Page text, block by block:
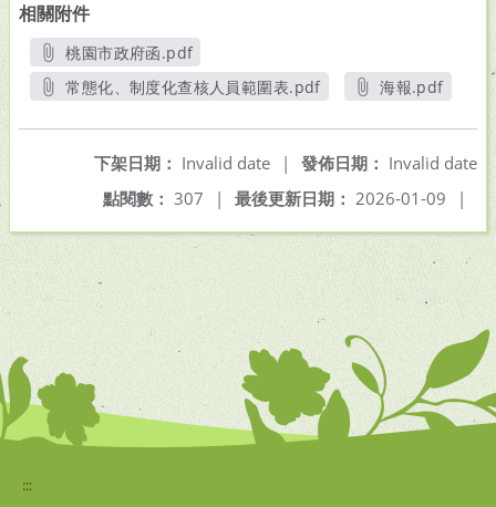
相關附件
桃園市政府函.pdf
另開新視窗
常態化、制度化查核人員範圍表.pdf
海報.pdf
發佈日期： Invalid date
下架日期： Invalid date
|
最後更新日期： 2026-01-09 |
點閱數： 307 |
:::